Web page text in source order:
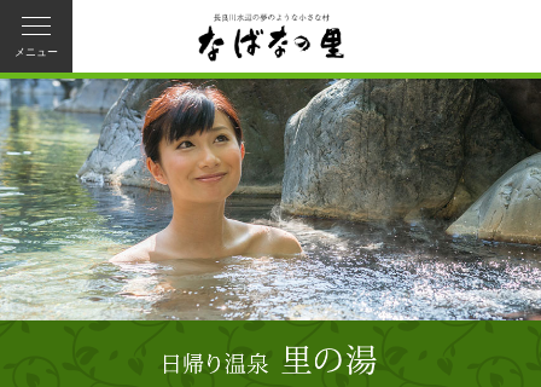
メニュー